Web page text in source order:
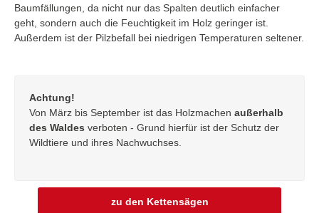
Baumfällungen, da nicht nur das Spalten deutlich einfacher
geht, sondern auch die Feuchtigkeit im Holz geringer ist.
Außerdem ist der Pilzbefall bei niedrigen Temperaturen seltener.
Achtung!
Von März bis September ist das Holzmachen außerhalb
des Waldes verboten - Grund hierfür ist der Schutz der
Wildtiere und ihres Nachwuchses.
zu den Kettensägen